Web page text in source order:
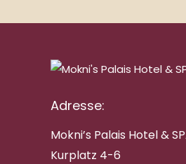
Adresse:
Mokni’s Palais Hotel &
Kurplatz 4-6